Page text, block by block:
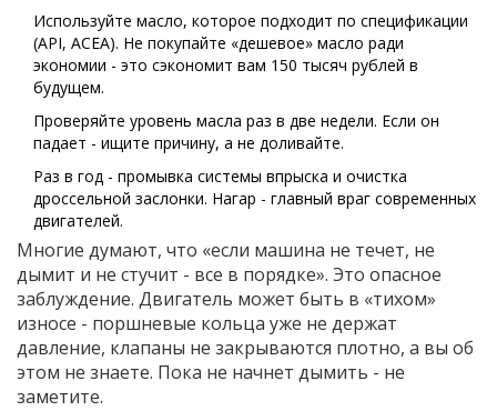
Используйте масло, которое подходит по спецификации
(API, ACEA). Не покупайте «дешевое» масло ради
экономии - это сэкономит вам 150 тысяч рублей в
будущем.
Проверяйте уровень масла раз в две недели. Если он
падает - ищите причину, а не доливайте.
Раз в год - промывка системы впрыска и очистка
дроссельной заслонки. Нагар - главный враг современных
двигателей.
Многие думают, что «если машина не течет, не
дымит и не стучит - все в порядке». Это опасное
заблуждение. Двигатель может быть в «тихом»
износе - поршневые кольца уже не держат
давление, клапаны не закрываются плотно, а вы об
этом не знаете. Пока не начнет дымить - не
заметите.